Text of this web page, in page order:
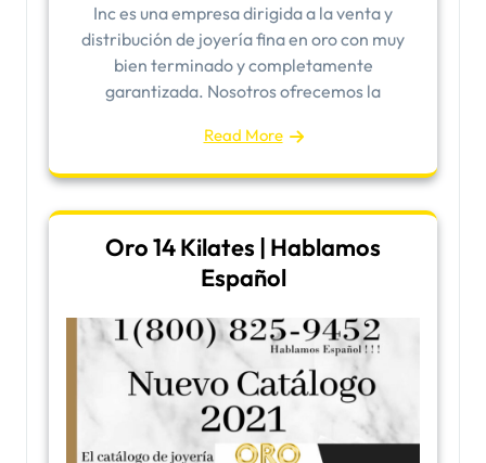
Inc es una empresa dirigida a la venta y
distribución de joyería fina en oro con muy
bien terminado y completamente
garantizada. Nosotros ofrecemos la
Read More
Oro 14 Kilates | Hablamos
Español